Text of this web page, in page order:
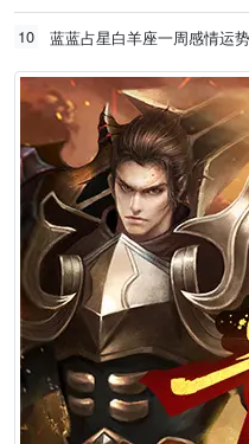
10 蓝蓝占星白羊座一周感情运势